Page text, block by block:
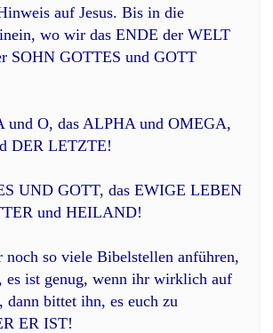
auf Jesus. Bis in die
wo wir das ENDE der WELT
SOHN GOTTES und GOTT
und O, das ALPHA und OMEGA,
DER LETZTE!
UND GOTT, das EWIGE LEBEN
und HEILAND!
noch so viele Bibelstellen anführen,
es ist genug, wenn ihr wirklich auf
dann bittet ihn, es euch zu
ER IST!